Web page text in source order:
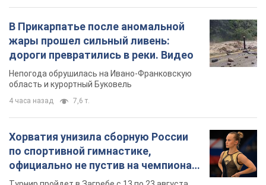
В Прикарпатье после аномальной
жары прошел сильный ливень:
дороги превратились в реки. Видео
Непогода обрушилась на Ивано-Франковскую
область и курортный Буковель
4 часа назад 7,6 т.
Хорватия унизила сборную России
по спортивной гимнастике,
официально не пустив на чемпионат
Европы основных спортсменов